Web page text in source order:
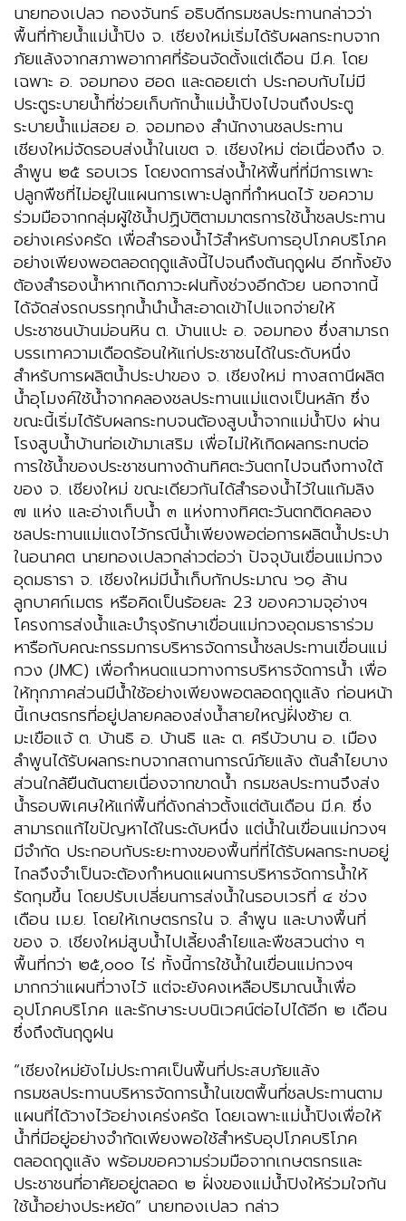
นายทองเปลว กองจันทร์ อธิบดีกรมชลประทานกล่าวว่า
พื้นที่ท้ายน้ำแม่น้ำปิง จ. เชียงใหม่เริ่มได้รับผลกระทบจาก
ภัยแล้งจากสภาพอากาศที่ร้อนจัดตั้งแต่เดือน มี.ค. โดย
เฉพาะ อ. จอมทอง ฮอด และดอยเต่า ประกอบกับไม่มี
ประตูระบายน้ำที่ช่วยเก็บกักน้ำแม่น้ำปิงไปจนถึงประตู
ระบายน้ำแม่สอย อ. จอมทอง สำนักงานชลประทาน
เชียงใหม่จัดรอบส่งน้ำในเขต จ. เชียงใหม่ ต่อเนื่องถึง จ.
ลำพูน ๒๕ รอบเวร โดยงดการส่งน้ำให้พื้นที่ที่มีการเพาะ
ปลูกพืชที่ไม่อยู่ในแผนการเพาะปลูกที่กำหนดไว้ ขอความ
ร่วมมือจากกลุ่มผู้ใช้น้ำปฏิบัติตามมาตรการใช้น้ำชลประทาน
อย่างเคร่งครัด เพื่อสำรองน้ำไว้สำหรับการอุปโภคบริโภค
อย่างเพียงพอตลอดฤดูแล้งนี้ไปจนถึงต้นฤดูฝน อีกทั้งยัง
ต้องสำรองน้ำหากเกิดภาวะฝนทิ้งช่วงอีกด้วย นอกจากนี้
ได้จัดส่งรถบรรทุกน้ำนำน้ำสะอาดเข้าไปแจกจ่ายให้
ประชาชนบ้านม่อนหิน ต. บ้านแปะ อ. จอมทอง ซึ่งสามารถ
บรรเทาความเดือดร้อนให้แก่ประชาชนได้ในระดับหนึ่ง
สำหรับการผลิตน้ำประปาของ จ. เชียงใหม่ ทางสถานีผลิต
น้ำอุโมงค์ใช้น้ำจากคลองชลประทานแม่แตงเป็นหลัก ซึ่ง
ขณะนี้เริ่มได้รับผลกระทบจนต้องสูบน้ำจากแม่น้ำปิง ผ่าน
โรงสูบน้ำบ้านท่อเข้ามาเสริม เพื่อไม่ให้เกิดผลกระทบต่อ
การใช้น้ำของประชาชนทางด้านทิศตะวันตกไปจนถึงทางใต้
ของ จ. เชียงใหม่ ขณะเดียวกันได้สำรองน้ำไว้ในแก้มลิง
๗ แห่ง และอ่างเก็บน้ำ ๓ แห่งทางทิศตะวันตกติดคลอง
ชลประทานแม่แตงไว้กรณีน้ำเพียงพอต่อการผลิตน้ำประปา
ในอนาคต นายทองเปลวกล่าวต่อว่า ปัจจุบันเขื่อนแม่กวง
อุดมธารา จ. เชียงใหม่มีน้ำเก็บกักประมาณ ๖๑ ล้าน
ลูกบาศก์เมตร หรือคิดเป็นร้อยละ 23 ของความจุอ่างฯ
โครงการส่งน้ำและบำรุงรักษาเขื่อนแม่กวงอุดมธาราร่วม
หารือกับคณะกรรมการบริหารจัดการน้ำชลประทานเขื่อนแม่
กวง (JMC) เพื่อกำหนดแนวทางการบริหารจัดการน้ำ เพื่อ
ให้ทุกภาคส่วนมีน้ำใช้อย่างเพียงพอตลอดฤดูแล้ง ก่อนหน้า
นี้เกษตรกรที่อยู่ปลายคลองส่งน้ำสายใหญ่ฝั่งซ้าย ต.
มะเขือแจ้ ต. บ้านธิ อ. บ้านธิ และ ต. ศรีบัวบาน อ. เมือง
ลำพูนได้รับผลกระทบจากสถานการณ์ภัยแล้ง ต้นลำไยบาง
ส่วนใกล้ยืนต้นตายเนื่องจากขาดน้ำ กรมชลประทานจึงส่ง
น้ำรอบพิเศษให้แก่พื้นที่ดังกล่าวตั้งแต่ต้นเดือน มี.ค. ซึ่ง
สามารถแก้ไขปัญหาได้ในระดับหนึ่ง แต่น้ำในเขื่อนแม่กวงฯ
มีจำกัด ประกอบกับระยะทางของพื้นที่ที่ได้รับผลกระทบอยู่
ไกลจึงจำเป็นจะต้องกำหนดแผนการบริหารจัดการน้ำให้
รัดกุมขึ้น โดยปรับเปลี่ยนการส่งน้ำในรอบเวรที่ ๔ ช่วง
เดือน เม.ย. โดยให้เกษตรกรใน จ. ลำพูน และบางพื้นที่
ของ จ. เชียงใหม่สูบน้ำไปเลี้ยงลำไยและพืชสวนต่าง ๆ
พื้นที่กว่า ๒๕,๐๐๐ ไร่ ทั้งนี้การใช้น้ำในเขื่อนแม่กวงฯ
มากกว่าแผนที่วางไว้ แต่จะยังคงเหลือปริมาณน้ำเพื่อ
อุปโภคบริโภค และรักษาระบบนิเวศน์ต่อไปได้อีก ๒ เดือน
ซึ่งถึงต้นฤดูฝน
“เชียงใหม่ยังไม่ประกาศเป็นพื้นที่ประสบภัยแล้ง
กรมชลประทานบริหารจัดการน้ำในเขตพื้นที่ชลประทานตาม
แผนที่ได้วางไว้อย่างเคร่งครัด โดยเฉพาะแม่น้ำปิงเพื่อให้
น้ำที่มีอยู่อย่างจำกัดเพียงพอใช้สำหรับอุปโภคบริโภค
ตลอดฤดูแล้ง พร้อมขอความร่วมมือจากเกษตรกรและ
ประชาชนที่อาศัยอยู่ตลอด ๒ ฝั่งของแม่น้ำปิงให้ร่วมใจกัน
ใช้น้ำอย่างประหยัด” นายทองเปลว กล่าว